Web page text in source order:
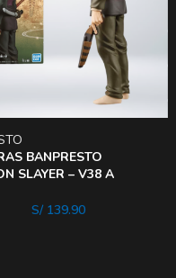
BANPRESTO
SLAYER – V38 A
S/139.90